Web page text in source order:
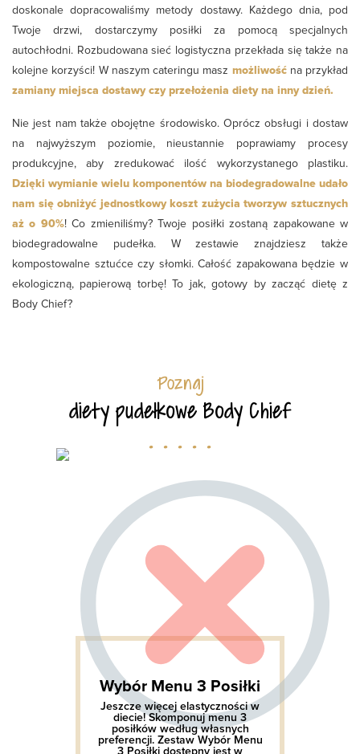
doskonale dopracowaliśmy metody dostawy. Każdego dnia, pod
Twoje drzwi, dostarczymy posiłki za pomocą specjalnych
autochłodni. Rozbudowana sieć logistyczna przekłada się także na
kolejne korzyści! W naszym cateringu masz możliwość na przykład
zamiany miejsca dostawy czy przełożenia diety na inny dzień.
Nie jest nam także obojętne środowisko. Oprócz obsługi i dostaw
na najwyższym poziomie, nieustannie poprawiamy procesy
produkcyjne, aby zredukować ilość wykorzystanego plastiku.
Dzięki wymianie wielu komponentów na biodegradowalne udało
nam się obniżyć jednostkowy koszt zużycia tworzyw sztucznych
aż o 90%! Co zmieniliśmy? Twoje posiłki zostaną zapakowane w
biodegradowalne pudełka. W zestawie znajdziesz także
kompostowalne sztućce czy słomki. Całość zapakowana będzie w
ekologiczną, papierową torbę! To jak, gotowy by zacząć dietę z
Body Chief?
Poznaj
diety pudełkowe Body Chief
. . . . .
Wybór Menu 3 Posiłki
Jeszcze więcej elastyczności w
diecie! Skomponuj menu 3
posiłków według własnych
preferencji. Zestaw Wybór Menu